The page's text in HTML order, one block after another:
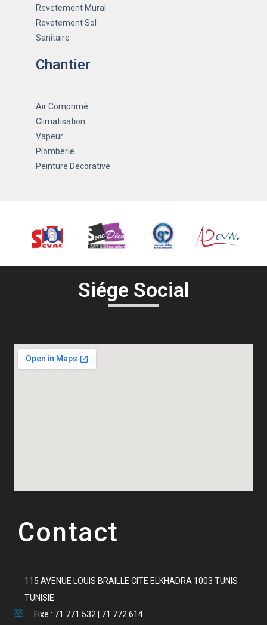
Revetement Mural
Revetement Sol
Sanitaire
Chantier
Air Comprimé
Climatisation
Vapeur
Plomberie
Peinture Decorative
Siége Social
Contact
115 AVENUE LOUIS BRAILLE CITE ELKHADRA 1003 TUNIS
TUNISIE
Fixe : 71 771 532 | 71 772 614